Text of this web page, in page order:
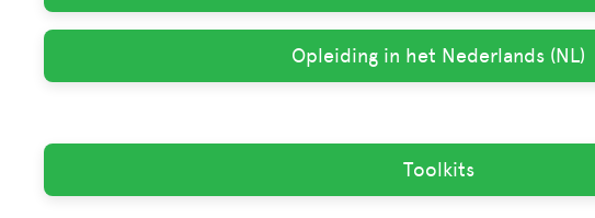
Opleiding in het Nederlands (NL)
Toolkits